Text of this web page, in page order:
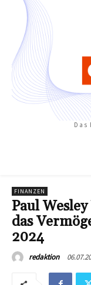
Das
FINANZEN
Paul
das
2024
redaktion